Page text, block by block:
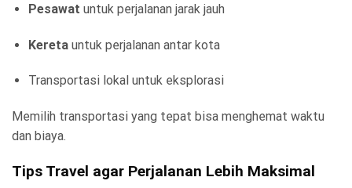
Pesawat untuk perjalanan jarak jauh
Keretauntuk perjalanan antar kota
Transportasi lokal untuk eksplorasi
Memilih transportasi yang tepat bisa menghemat waktu
dan biaya.
Tips Travel agar Perjalanan Lebih Maksimal